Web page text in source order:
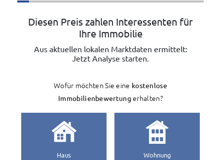
Diesen Preis zahlen Interessenten für
Ihre Immobilie
Aus aktuellen lokalen Marktdaten ermittelt:
Jetzt Analyse starten.
Wofür möchten Sie eine kostenlose
Immobilienbewertung erhalten?
Haus Wohnung